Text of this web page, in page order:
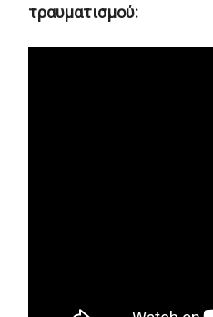
τραυματισμού: